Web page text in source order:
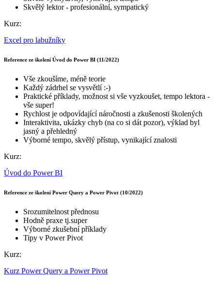
Skvělý lektor - profesionální, sympatický
Kurz:
Excel pro labužníky
Reference ze školení Úvod do Power BI (11/2022)
Vše zkoušíme, méně teorie
Každý zádrhel se vysvětlí :-)
Praktické příklady, možnost si vše vyzkoušet, tempo lektora -
vše super!
Rychlost je odpovídající náročnosti a zkušenosti školených
Interaktivita, ukázky chyb (na co si dát pozor), výklad byl
jasný a přehledný
Výborné tempo, skvělý přístup, vynikající znalosti
Kurz:
Úvod do Power BI
Reference ze školení Power Query a Power Pivot (10/2022)
Srozumitelnost přednosu
Hodně praxe tj.super
Výborné zkušební příklady
Tipy v Power Pivot
Kurz:
Kurz Power Query a Power Pivot